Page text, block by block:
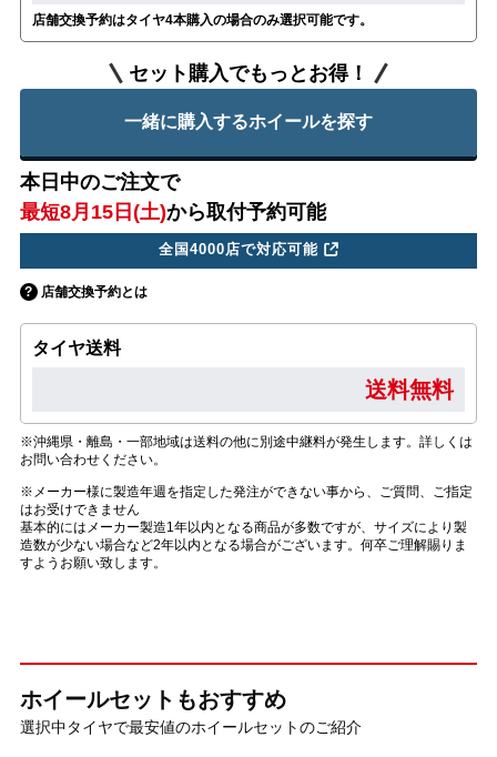
店舗交換予約はタイヤ4本購入の場合のみ選択可能です。
セット購入でもっとお得！
一緒に購入するホイールを探す
本日中のご注文で
最短8月15日(土)から取付予約可能
全国4000店で対応可能
店舗交換予約とは
タイヤ送料
送料無料
※沖縄県・離島・一部地域は送料の他に別途中継料が発生します。詳しくは
お問い合わせください。
※メーカー様に製造年週を指定した発注ができない事から、ご質問、ご指定
はお受けできません
基本的にはメーカー製造1年以内となる商品が多数ですが、サイズにより製
造数が少ない場合など2年以内となる場合がございます。何卒ご理解賜りま
すようお願い致します。
ホイールセットもおすすめ
選択中タイヤで最安値のホイールセットのご紹介